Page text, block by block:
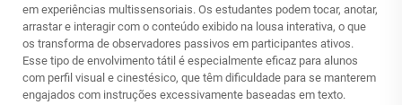
em experiências multissensoriais. Os estudantes podem tocar, anotar,
arrastar e interagir com o conteúdo exibido na lousa interativa, o que
os transforma de observadores passivos em participantes ativos.
Esse tipo de envolvimento tátil é especialmente eficaz para alunos
com perfil visual e cinestésico, que têm dificuldade para se manterem
engajados com instruções excessivamente baseadas em texto.